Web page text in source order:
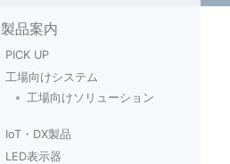
製品案内
PICK UP
工場向けシステム
工場向けソリューション
IoT・DX製品
LED表示器